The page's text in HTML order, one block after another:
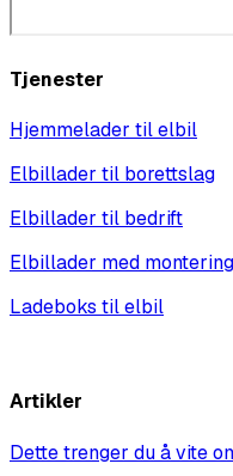
Tjenester
Hjemmelader til elbil
Elbillader til borettslag
Elbillader til bedrift
Elbillader med montering
Ladeboks til elbil
Artikler
Dette trenger du å vite